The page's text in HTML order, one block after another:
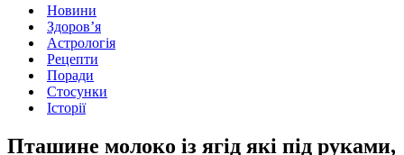
навігаціїНовини
Здоров’я
Астрологія
Рецепти
Поради
Стосунки
Історії
Пташине молоко із ягід які під руками,